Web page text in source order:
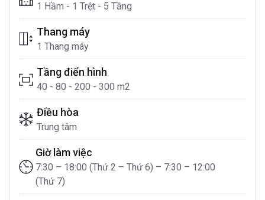
1 Hầm - 1 Trệt - 5 Tầng
Thang máy
1 Thang máy
Tầng điển hình
40 - 80 - 200 - 300 m2
Điều hòa
Trung tâm
Giờ làm việc
7:30 – 18:00 (Thứ 2 – Thứ 6) – 7:30 – 12:00
(Thứ 7)